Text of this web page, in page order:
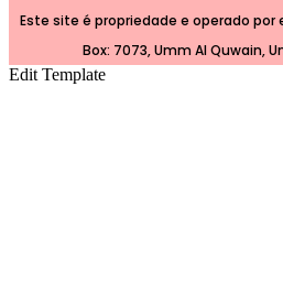
Este site é propriedade e operado por
Box: 7073, Umm Al Quwain,
Edit Template